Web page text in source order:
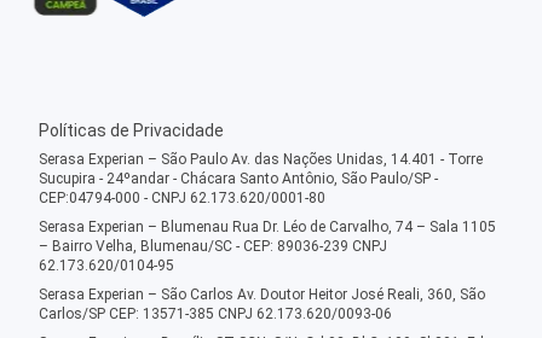
Políticas de Privacidade
Serasa Experian – São Paulo Av. das Nações Unidas, 14.401 - Torre
Sucupira - 24ºandar - Chácara Santo Antônio, São Paulo/SP -
CEP:04794-000 - CNPJ 62.173.620/0001-80
Serasa Experian – Blumenau Rua Dr. Léo de Carvalho, 74 – Sala 1105
– Bairro Velha, Blumenau/SC - CEP: 89036-239 CNPJ
62.173.620/0104-95
Serasa Experian – São Carlos Av. Doutor Heitor José Reali, 360, São
Carlos/SP CEP: 13571-385 CNPJ 62.173.620/0093-06